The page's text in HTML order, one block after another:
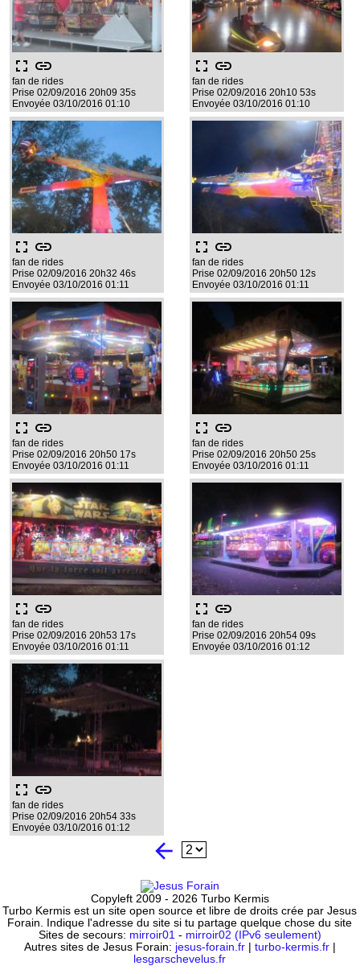
fullscreen link
fan de rides
Prise 02/09/2016 20h09 35s
Envoyée 03/10/2016 01:10
fullscreen link
fan de rides
Prise 02/09/2016 20h10 53s
Envoyée 03/10/2016 01:10
fullscreen link
fan de rides
Prise 02/09/2016 20h32 46s
Envoyée 03/10/2016 01:11
fullscreen link
fan de rides
Prise 02/09/2016 20h50 12s
Envoyée 03/10/2016 01:11
fullscreen link
fan de rides
Prise 02/09/2016 20h50 17s
Envoyée 03/10/2016 01:11
fullscreen link
fan de rides
Prise 02/09/2016 20h50 25s
Envoyée 03/10/2016 01:11
fullscreen link
fan de rides
Prise 02/09/2016 20h53 17s
Envoyée 03/10/2016 01:11
fullscreen link
fan de rides
Prise 02/09/2016 20h54 09s
Envoyée 03/10/2016 01:12
fullscreen link
fan de rides
Prise 02/09/2016 20h54 33s
Envoyée 03/10/2016 01:12
arrow_back
Copyleft 2009 - 2026 Turbo Kermis
Turbo Kermis est un site open source et libre de droits crée par Jesus
Forain. Indique l'adresse du site si tu partage quelque chose du site
Sites de secours: mirroir01- mirroir02 (IPv6 seulement)
Autres sites de Jesus Forain: jesus-forain.fr| turbo-kermis.fr|
lesgarschevelus.fr